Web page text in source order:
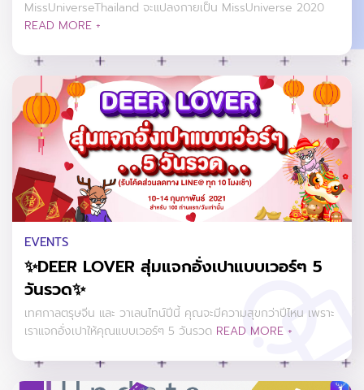
MissUniverseThailand จะแปลงกายเป็น MissUniverse 2020
READ MORE +
EVENTS
✨DEER LOVER สุ่มแจกอั่งเปาแบบเวอร์ๆ 5
วันรวด✨
เทศกาลตรุษจีน และ วาเลนไทน์ปีนี้ คุณจะมีความสุขกว่าปีไหน เพราะ
เราแจกอั่งเปาให้คุณแบบเวอร์ๆ 5 วันรวด READ MORE +